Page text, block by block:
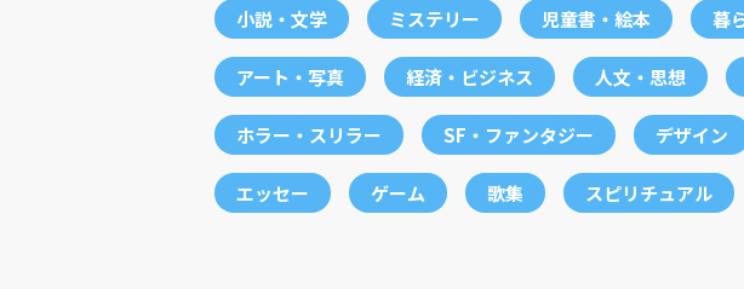
小説・文学 ミステリー 児童書・絵本 暮
アート・写真 経済・ビジネス 人文・思想
ホラー・スリラー SF・ファンタジー デザイン
エッセー ゲーム 歌集 スピリチュアル